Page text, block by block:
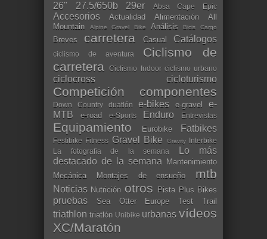
26" 27.5/650b 29er Absa Cape Epic
Accesorios Actualidad Alimentación
All
Mountain
Alpine Gravel Bike Análisis Bicis Cargo
Breves carretera Casual Catálogos
ciclismo de aventura
Ciclismo de
carretera
Ciclismo Indoor ciclismo urbano
ciclocross cicloturismo
Competición componentes
Down Country duatlón e-bikes e-gravel
e-
MTB
e-road e-Sports Enduro Entrevistas
Equipamiento Eurobike Fatbikes
Festibike Fitness Gravel Bike Gravity
Interbike
La fotografía de la semana
Lo más
destacado de la semana Mantenimiento
Mecánica
Montajes de ensueño mtb
Noticias Nutrición otros Pista Plus Bikes
pruebas Sea Otter Europe Test Trail
triathlon triatlón Unibike urbanas vídeos
XC/Maratón